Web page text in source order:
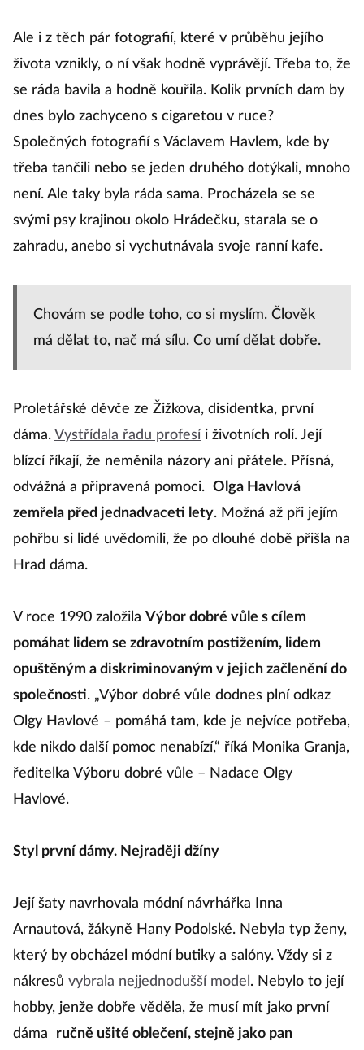
Ale i z těch pár fotografií, které v průběhu jejího
života vznikly, o ní však hodně vyprávějí. Třeba to, že
se ráda bavila a hodně kouřila. Kolik prvních dam by
dnes bylo zachyceno s cigaretou v ruce?
Společných fotografií s Václavem Havlem, kde by
třeba tančili nebo se jeden druhého dotýkali, mnoho
není. Ale taky byla ráda sama. Procházela se se
svými psy krajinou okolo Hrádečku, starala se o
zahradu, anebo si vychutnávala svoje ranní kafe.
Chovám se podle toho, co si myslím. Člověk
má dělat to, nač má sílu. Co umí dělat dobře.
Proletářské děvče ze Žižkova, disidentka, první
dáma. Vystřídala řadu profesí i životních rolí. Její
blízcí říkají, že neměnila názory ani přátele. Přísná,
odvážná a připravená pomoci. Olga Havlová
zemřela před jednadvaceti lety. Možná až při jejím
pohřbu si lidé uvědomili, že po dlouhé době přišla na
Hrad dáma.
V roce 1990 založila Výbor dobré vůle s cílem
pomáhat lidem se zdravotním postižením, lidem
opuštěným a diskriminovaným v jejich začlenění do
společnosti. „Výbor dobré vůle dodnes plní odkaz
Olgy Havlové – pomáhá tam, kde je nejvíce potřeba,
kde nikdo další pomoc nenabízí,“ říká Monika Granja,
ředitelka Výboru dobré vůle – Nadace Olgy
Havlové.
Styl první dámy. Nejraději džíny
Její šaty navrhovala módní návrhářka Inna
Arnautová, žákyně Hany Podolské. Nebyla typ ženy,
který by obcházel módní butiky a salóny. Vždy si z
nákresů vybrala nejjednodušší model . Nebylo to její
hobby, jenže dobře věděla, že musí mít jako první
dáma
ručně ušité oblečení, stejně jako pan